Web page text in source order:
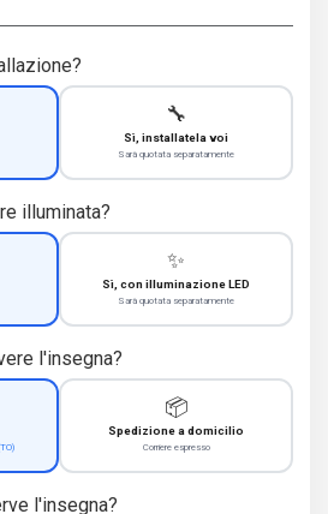
🔧
Sì, installatela voi
Sarà quotata separatamente
illuminata?
✨
Sì, con illuminazione LED
Sarà quotata separatamente
l'insegna?
📦
Spedizione a domicilio
Corriere espresso
l'insegna?